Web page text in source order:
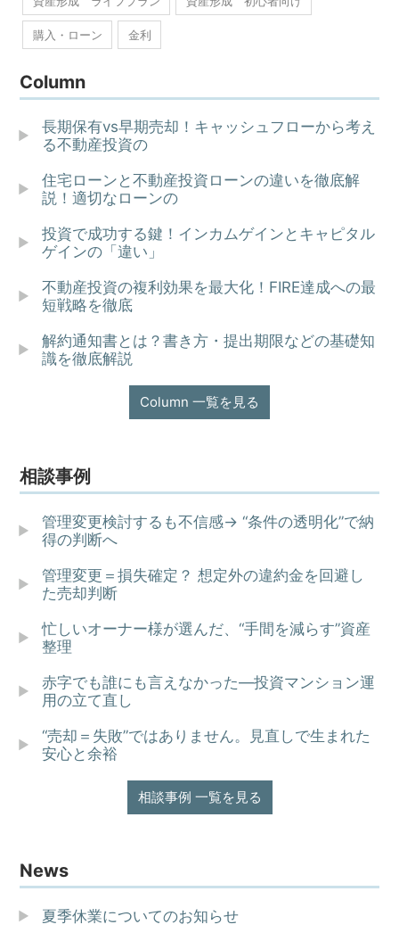
購入・ローン 金利
Column
長期保有vs早期売却！キャッシュフローから考え
る不動産投資の
住宅ローンと不動産投資ローンの違いを徹底解
説！適切なローンの
投資で成功する鍵！インカムゲインとキャピタル
ゲインの「違い」
不動産投資の複利効果を最大化！FIRE達成への最
短戦略を徹底
解約通知書とは？書き方・提出期限などの基礎知
識を徹底解説
Column 一覧を見る
相談事例
管理変更検討するも不信感→ “条件の透明化”で納
得の判断へ
管理変更＝損失確定？ 想定外の違約金を回避し
た売却判断
忙しいオーナー様が選んだ、“手間を減らす”資産
整理
赤字でも誰にも言えなかった—投資マンション運
用の立て直し
“売却＝失敗”ではありません。見直しで生まれた
安心と余裕
相談事例 一覧を見る
News
夏季休業についてのお知らせ